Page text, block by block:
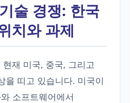
술 경쟁: 한국
치와 과제
재 미국, 중국, 그리고
을 띠고 있습니다. 미국이
소프트웨어에서